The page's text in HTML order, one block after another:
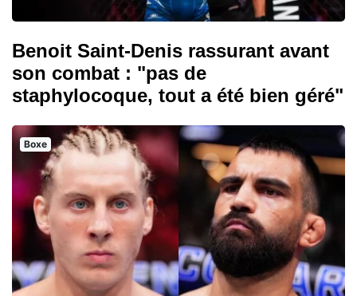
Benoit Saint-Denis rassurant avant
son combat : "pas de
staphylocoque, tout a été bien géré"
Boxe